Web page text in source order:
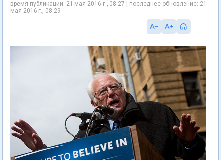
время публикации: 21 мая 2016 г., 08:27 | последнее обновление: 21
мая 2016 г., 08:29